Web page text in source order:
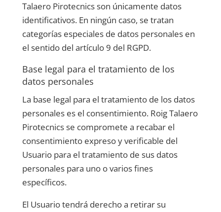
Talaero Pirotecnicsson únicamente datos
identificativos. En ningún caso, se tratan
categorías especiales de datos personales en
el sentido del artículo 9 del RGPD.
Base legal para el tratamiento de los
datos personales
La base legal para el tratamiento de los datos
personales es el consentimiento. Roig Talaero
Pirotecnicsse compromete a recabar el
consentimiento expreso y verificable del
Usuario para el tratamiento de sus datos
personales para uno o varios fines
específicos.
El Usuario tendrá derecho a retirar su